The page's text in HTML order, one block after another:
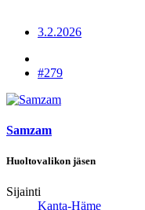
3.2.2026
#279
Samzam
Huoltovalikon jäsen
Sijainti
Kanta-Häme